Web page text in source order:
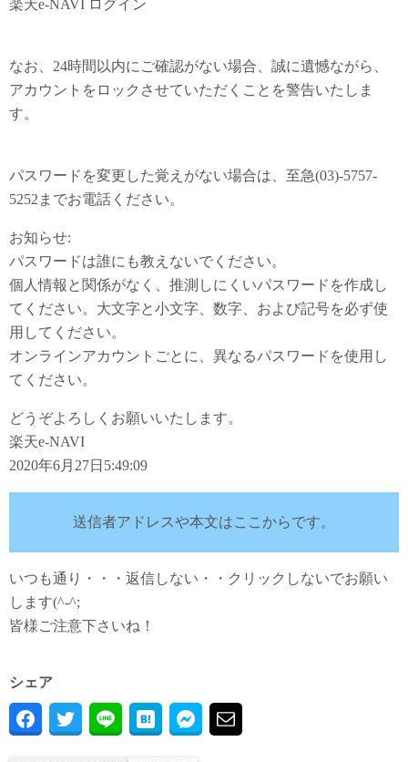
楽天e-NAVI ログイン
なお、24時間以内にご確認がない場合、誠に遺憾ながら、
アカウントをロックさせていただくことを警告いたしま
す。
パスワードを変更した覚えがない場合は、至急(03)-5757-
5252までお電話ください。
お知らせ:
パスワードは誰にも教えないでください。
個人情報と関係がなく、推測しにくいパスワードを作成し
てください。大文字と小文字、数字、および記号を必ず使
用してください。
オンラインアカウントごとに、異なるパスワードを使用し
てください。
どうぞよろしくお願いいたします。
楽天e-NAVI
2020年6月27日5:49:09
送信者アドレスや本文はここからです。
いつも通り・・・返信しない・・クリックしないでお願い
します(^-^;
皆様ご注意下さいね！
シェア